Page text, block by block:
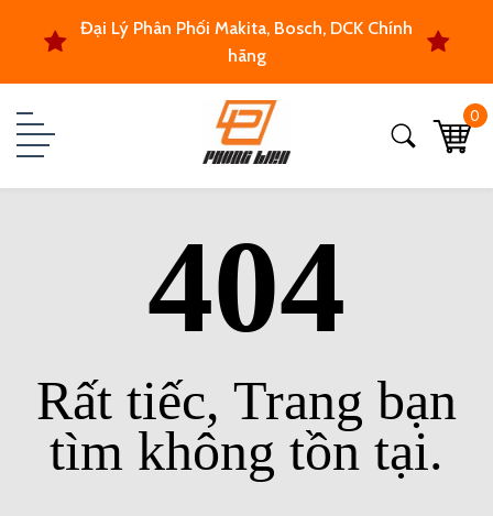
Đại Lý Phân Phối Makita, Bosch, DCK Chính
hãng
0
404
Rất tiếc, Trang bạn
tìm không tồn tại.